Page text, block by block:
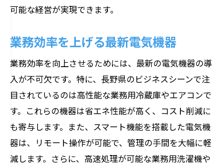
可能な経営が実現できます。
業務効率を上げる最新電気機器
業務効率を向上させるためには、最新の電気機器の導
入が不可欠です。特に、長野県のビジネスシーンで注
目されているのは高性能な業務用冷蔵庫やエアコンで
す。これらの機器は省エネ性能が高く、コスト削減に
も寄与します。また、スマート機能を搭載した電気機
器は、リモート操作が可能で、管理の手間を大幅に軽
減します。さらに、高速処理が可能な業務用洗濯機や